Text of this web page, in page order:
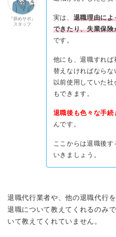
『辞めサポ』
スタッフ
実は、 退職理由によ
できたり、失業保
です。
他にも、退職すれば
替えなければなら
以前使用していた
もできます。
退職後も色々な手
んです。
ここからは退職後
いきましょう。
退職代行業者や、他の退職代行
退職について教えてくれるのみ
いて教えてくれていません。